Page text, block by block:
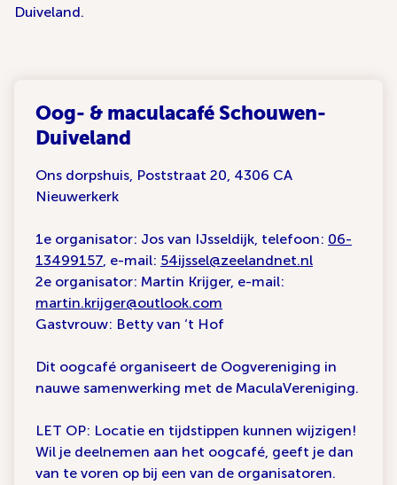
Duiveland.
Oog- & maculacafé Schouwen-
Duiveland
Ons dorpshuis, Poststraat 20, 4306 CA
Nieuwerkerk
1e organisator: Jos van IJsseldijk, telefoon: 06-
13499157, e-mail: 54ijssel@zeelandnet.nl
2e organisator: Martin Krijger, e-mail:
martin.krijger@outlook.com
Gastvrouw: Betty van ‘t Hof
Dit oogcafé organiseert de Oogvereniging in
nauwe samenwerking met de MaculaVereniging.
LET OP: Locatie en tijdstippen kunnen wijzigen!
Wil je deelnemen aan het oogcafé, geeft je dan
van te voren op bij een van de organisatoren.